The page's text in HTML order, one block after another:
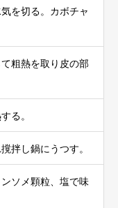
を切る。カボチャ
粗熱を取り皮の部
る。
拌し鍋にうつす。
ソメ顆粒、塩で味